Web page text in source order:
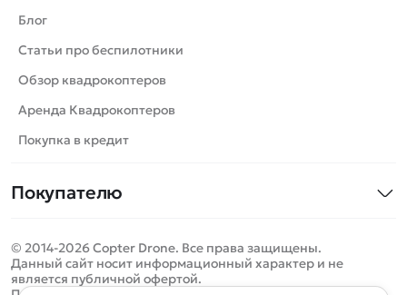
Вертолеты
Катера
Роботы
Самолеты
Сборные модели
Спецтехника
Игрушки
Запчасти для моделей
Блог
Статьи про беспилотники
Обзор квадрокоптеров
Аренда Квадрокоптеров
Покупка в кредит
Покупателю
Оплата и доставка
Помощь
© 2014-2026 Copter Drone. Все права защищены.
Данный сайт носит информационный характер и не
является публичной офертой.
Определить местоположение